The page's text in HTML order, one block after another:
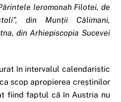
Ieromonah Filotei, de
din Munții Călimani,
din Arhiepiscopia Sucevei
în intervalul calendaristic
scop apropierea creștinilor
fiind faptul că în Austria nu